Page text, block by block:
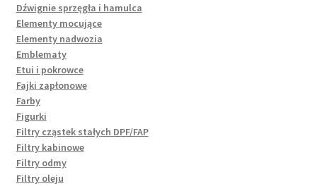
Dźwignie sprzęgła i hamulca
Elementy mocujące
Elementy nadwozia
Emblematy
Etui i pokrowce
Fajki zapłonowe
Farby
Figurki
Filtry cząstek stałych DPF/FAP
Filtry kabinowe
Filtry odmy
Filtry oleju